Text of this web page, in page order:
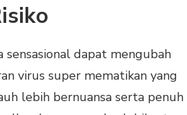
sensasional dapat mengubah
virus super mematikan yang
lebih bernuansa serta penuh